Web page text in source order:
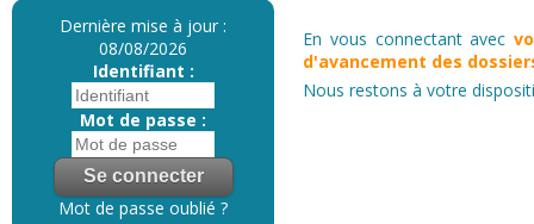
Dernière mise à jour :
08/08/2026
Identifiant :
Mot de passe :
Mot de passe oublié ?
En vous connectant avec
d'avancement des
Nous restons à votre